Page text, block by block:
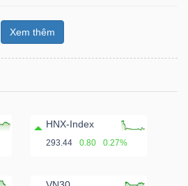
Xem thêm
HNX-Index
293.44 0.80 0.27%